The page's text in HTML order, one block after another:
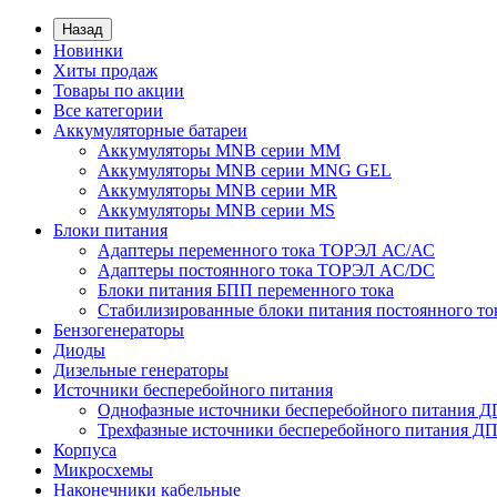
Назад
Новинки
Хиты продаж
Товары по акции
Все категории
Аккумуляторные батареи
Аккумуляторы MNB серии MM
Аккумуляторы MNB серии MNG GEL
Аккумуляторы MNB серии MR
Аккумуляторы MNB серии MS
Блоки питания
Адаптеры переменного тока ТОРЭЛ АС/АС
Адаптеры постоянного тока ТОРЭЛ AC/DC
Блоки питания БПП переменного тока
Стабилизированные блоки питания постоянного
Бензогенераторы
Диоды
Дизельные генераторы
Источники бесперебойного питания
Однофазные источники бесперебойного питания
Трехфазные источники бесперебойного питания
Корпуса
Микросхемы
Наконечники кабельные